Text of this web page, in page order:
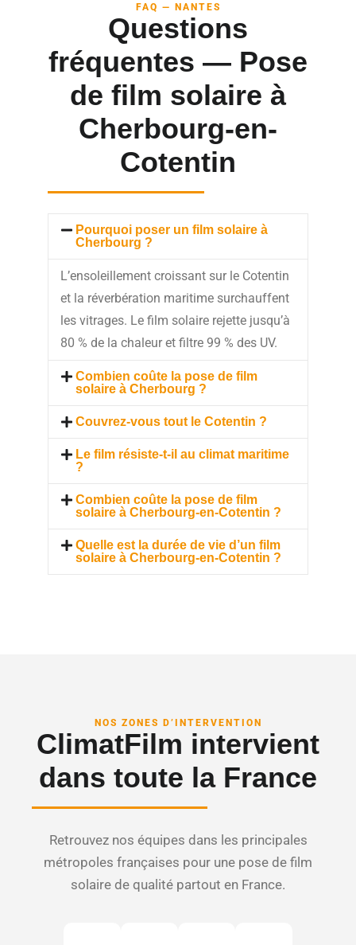
FAQ — NANTES
Questions
fréquentes — Pose
de film solaire à
Cherbourg-en-
Cotentin
Pourquoi poser un film solaire à
Cherbourg ?
L’ensoleillement croissant sur le Cotentin
et la réverbération maritime surchauffent
les vitrages. Le film solaire rejette jusqu’à
80 % de la chaleur et filtre 99 % des UV.
Combien coûte la pose de film
solaire à Cherbourg ?
Couvrez-vous tout le Cotentin ?
Le film résiste-t-il au climat maritime
?
Combien coûte la pose de film
solaire à Cherbourg-en-Cotentin ?
Quelle est la durée de vie d’un film
solaire à Cherbourg-en-Cotentin ?
NOS ZONES D’INTERVENTION
ClimatFilm intervient
dans toute la France
Retrouvez nos équipes dans les principales
métropoles françaises pour une pose de film
solaire de qualité partout en France.